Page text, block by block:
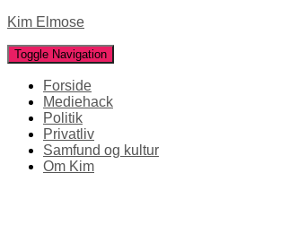
Kim Elmose
Toggle Navigation
Forside
Mediehack
Politik
Privatliv
Samfund og kultur
Om Kim